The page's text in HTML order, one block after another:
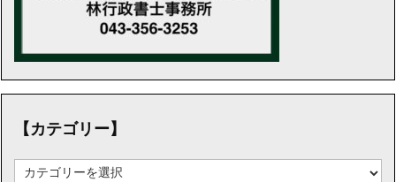
【カテゴリー】
【カ